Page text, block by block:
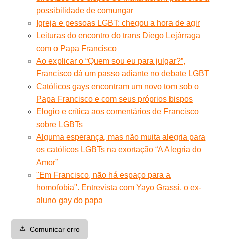
possibilidade de comungar
Igreja e pessoas LGBT: chegou a hora de agir
Leituras do encontro do trans Diego Lejárraga
com o Papa Francisco
Ao explicar o “Quem sou eu para julgar?”,
Francisco dá um passo adiante no debate LGBT
Católicos gays encontram um novo tom sob o
Papa Francisco e com seus próprios bispos
Elogio e crítica aos comentários de Francisco
sobre LGBTs
Alguma esperança, mas não muita alegria para
os católicos LGBTs na exortação “A Alegria do
Amor”
"Em Francisco, não há espaço para a
homofobia". Entrevista com Yayo Grassi, o ex-
aluno gay do papa
⚠️ Comunicar erro